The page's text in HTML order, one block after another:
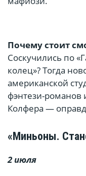
Почему стоит
Соскучились по
колец»? Тогда
американской
фэнтези-романов
Колфера —
«Миньоны.
2 июля